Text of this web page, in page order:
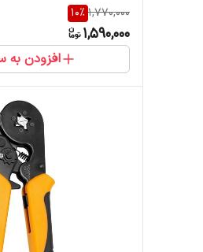
1,770,000
10%
1,590,000
افزودن به